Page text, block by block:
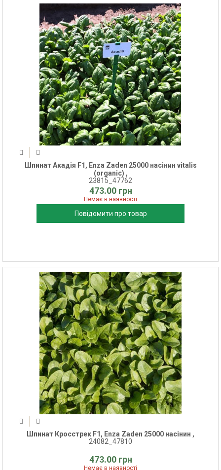
Шпинат Акадія F1, Enza Zaden 25000 насінин vitalis
(organic) ,
23815_47762
473.00 грн
Немає в наявності
Повідомити про товар
Шпинат Кросстрек F1, Enza Zaden 25000 насінин ,
24082_47810
473.00 грн
Немає в наявності